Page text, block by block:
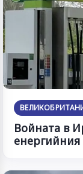
Войната в
енергийния